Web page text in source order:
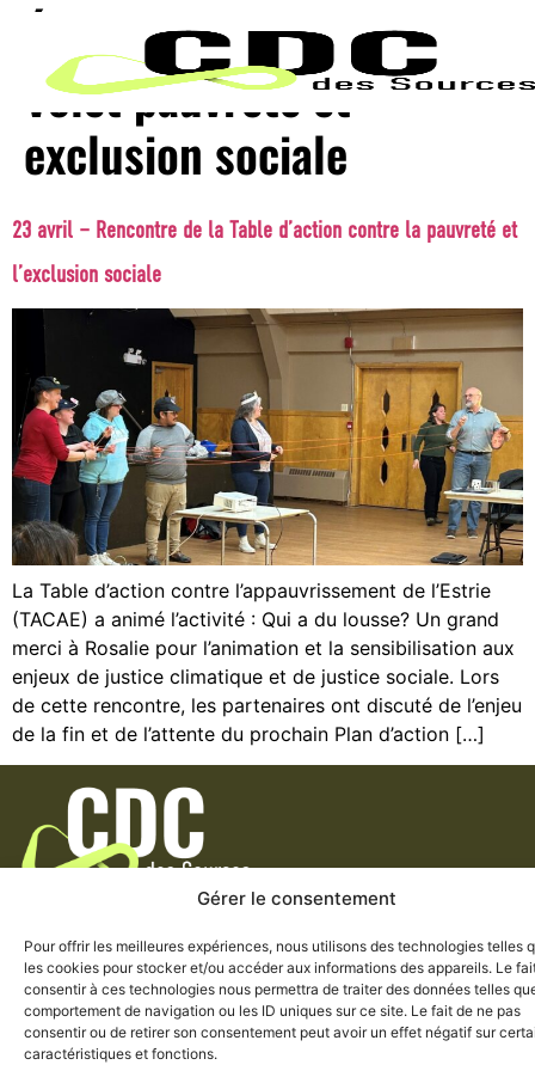
Gérer le consentement
Pour offrir les meilleures expériences, nous utilisons des technologies telles
les cookies pour stocker et/ou accéder aux informations des appareils. Le
consentir à ces technologies nous permettra de traiter des données telles
comportement de navigation ou les ID uniques sur ce site. Le fait de ne pas
consentir ou de retirer son consentement peut avoir un effet négatif sur
caractéristiques et fonctions.
Étiquette - Nouvelle :
Volet pauvreté et
exclusion sociale
23 avril – Rencontre de la Table d’action contre la pauvreté et
l’exclusion sociale
La Table d’action contre l’appauvrissement de l’Estrie
(TACAE) a animé l’activité : Qui a du lousse? Un grand
merci à Rosalie pour l’animation et la sensibilisation aux
enjeux de justice climatique et de justice sociale. Lors
de cette rencontre, les partenaires ont discuté de l’enjeu
de la fin et de l’attente du prochain Plan d’action […]